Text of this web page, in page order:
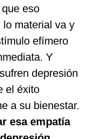
eso
material va y
efímero
Y
depresión
el éxito
a su bienestar.
esa empatía